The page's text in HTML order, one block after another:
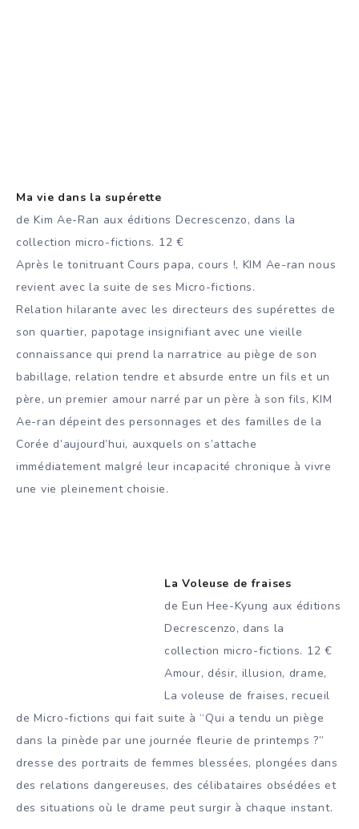
Ma vie dans la supérette
de Kim Ae-Ran aux éditions Decrescenzo, dans la
collection micro-fictions. 12 €
Après le tonitruant Cours papa, cours !, KIM Ae-ran nous
revient avec la suite de ses Micro-fictions.
Relation hilarante avec les directeurs des supérettes de
son quartier, papotage insignifiant avec une vieille
connaissance qui prend la narratrice au piège de son
babillage, relation tendre et absurde entre un fils et un
père, un premier amour narré par un père à son fils, KIM
Ae-ran dépeint des personnages et des familles de la
Corée d’aujourd’hui, auxquels on s’attache
immédiatement malgré leur incapacité chronique à vivre
une vie pleinement choisie.
La Voleuse de fraises
de Eun Hee-Kyung aux éditions
Decrescenzo, dans la
collection micro-fictions. 12 €
Amour, désir, illusion, drame,
La voleuse de fraises, recueil
de Micro-fictions qui fait suite à “Qui a tendu un piège
dans la pinède par une journée fleurie de printemps ?”
dresse des portraits de femmes blessées, plongées dans
des relations dangereuses, des célibataires obsédées et
des situations où le drame peut surgir à chaque instant.